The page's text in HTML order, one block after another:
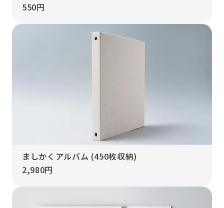
550円
ましかくアルバム (450枚収納)
2,980円